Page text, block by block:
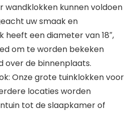
wandklokken kunnen voldoen
uw smaak en
heeft een diameter van 18″,
om te worden bekeken
over de binnenplaats.
Onze grote tuinklokken voor
locaties worden
tot de slaapkamer of